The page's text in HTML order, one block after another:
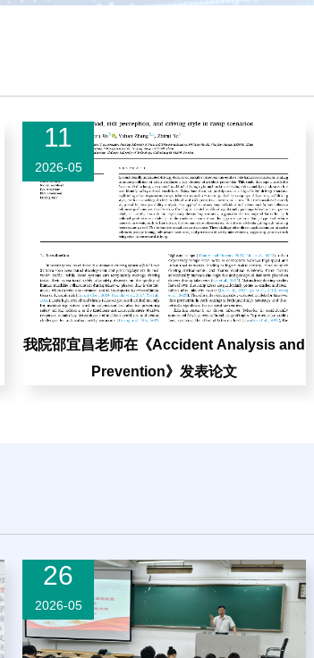
11
2026-05
我院邵宜昌老师在《Accident Analysis and
Prevention》发表论文
26
2026-05